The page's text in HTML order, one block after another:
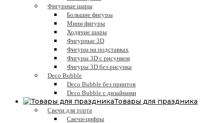
Фигурные шары
Большие фигуры
Мини фигуры
Ходячие шары
Фигурные 3D
Фигуры на подставках
Фигуры 3D с рисунком
Фигуры 3D без рисунка
Deco Bubble
Deco Bubble без принтов
Deco Bubble с дизайнами
Товары для праздника
Свечи для торта
Свечи-цифры